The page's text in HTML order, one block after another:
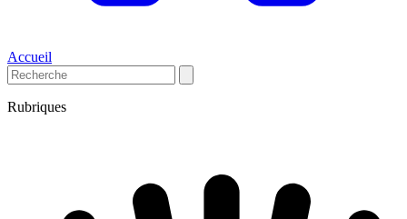
Accueil
Rubriques